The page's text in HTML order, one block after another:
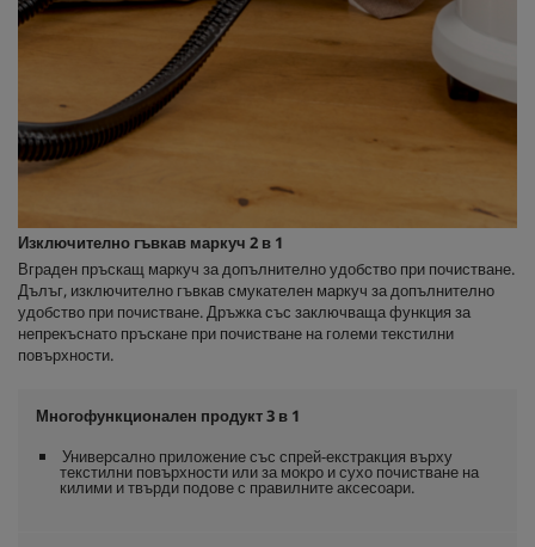
Изключително гъвкав маркуч 2 в 1
Вграден пръскащ маркуч за допълнително удобство при почистване.
Дълъг, изключително гъвкав смукателен маркуч за допълнително
удобство при почистване. Дръжка със заключваща функция за
непрекъснато пръскане при почистване на големи текстилни
повърхности.
Многофункционален продукт 3 в 1
Универсално приложение със спрей-екстракция върху
текстилни повърхности или за мокро и сухо почистване на
килими и твърди подове с правилните аксесоари.